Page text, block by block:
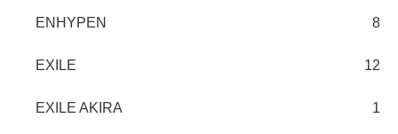
ENHYPEN 8
EXILE 12
EXILE AKIRA 1